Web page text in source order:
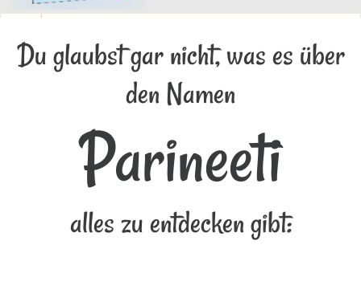
Du glaubst gar nicht, was es über
den Namen
Parineeti
alles zu entdecken gibt: